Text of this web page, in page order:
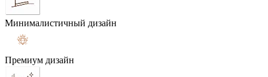
Минималистичный дизайн
Премиум дизайн